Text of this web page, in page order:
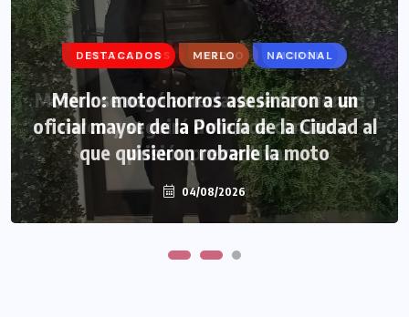
DESTACADOS MERLO NACIONAL
Merlo: motochorros asesinaron a un
oficial mayor de la Policía de la Ciudad al
que quisieron robarle la moto
04/08/2026
DESTACADOS MERLO MORÓN
Morón: se negó a declarar la funcionaria
narco y seguirá detenida camino a
prisión preventiva
04/08/2026